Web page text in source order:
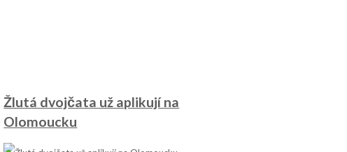
Žlutá dvojčata už aplikují na
Olomoucku